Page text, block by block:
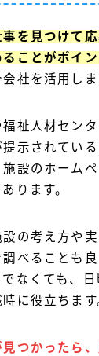
を見つけて
ことがポイン
社を活用しま
祉人材セン
示されてい
施設のホーム
ります。
の考え方や
べることも
なくても、
に役立ちます
つかったら